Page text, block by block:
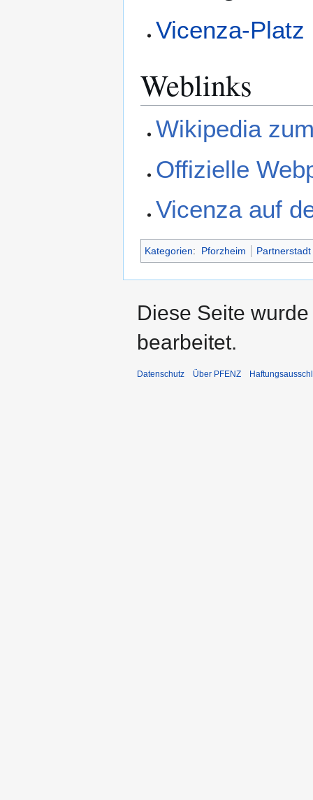
Vicenza-Platz
Weblinks
Wikipedia
Offizielle
Vicenza auf
Kategorien: Pforzheim Partnerstadt
Diese Seite
bearbeitet.
Datenschutz Über PFENZ